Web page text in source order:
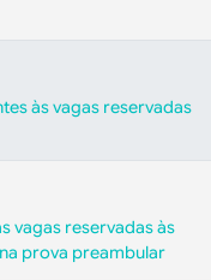
às vagas reservadas
vagas reservadas às
prova preambular